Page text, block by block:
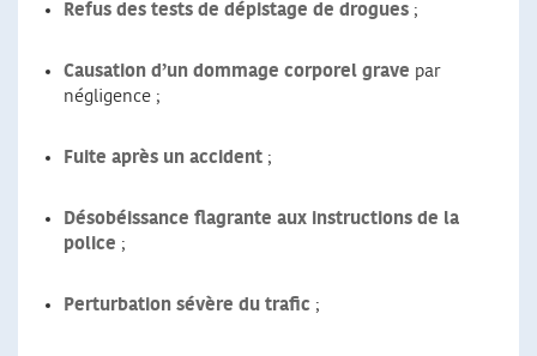
Refus des tests de dépistage de drogues ;
Causation d’un dommage corporel grave par
négligence ;
Fuite après un accident ;
Désobéissance flagrante aux instructions de la
police ;
Perturbation sévère du trafic ;